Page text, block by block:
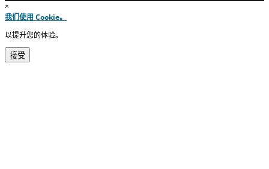
×
我们使用 Cookie。
以提升您的体验。
接受